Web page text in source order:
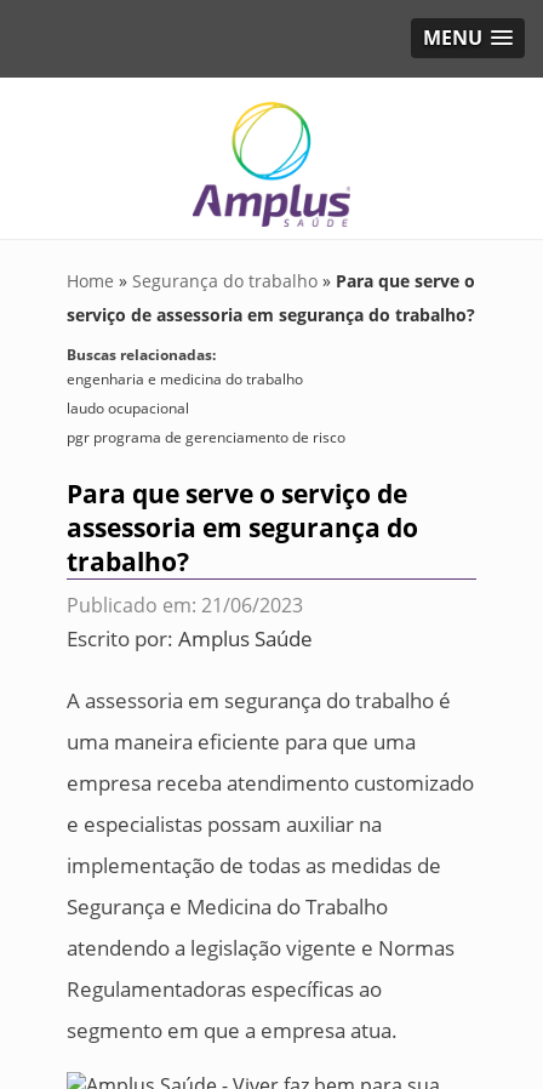
MENU
Home » Segurança do trabalho » Para que serve o
serviço de assessoria em segurança do trabalho?
Buscas relacionadas:
engenharia e medicina do trabalho
laudo ocupacional
pgr programa de gerenciamento de risco
Para que serve o serviço de
assessoria em segurança do
trabalho?
Publicado em: 21/06/2023
Escrito por: Amplus Saúde
A assessoria em segurança do trabalho é
uma maneira eficiente para que uma
empresa receba atendimento customizado
e especialistas possam auxiliar na
implementação de todas as medidas de
Segurança e Medicina do Trabalho
atendendo a legislação vigente e Normas
Regulamentadoras específicas ao
segmento em que a empresa atua.